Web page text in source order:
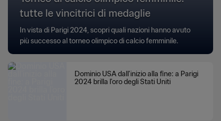
tutte le vincitrici di medaglie
In vista di Parigi 2024, scopri quali nazioni hanno avuto
più successo al torneo olimpico di calcio femminile.
Dominio USA dall'inizio alla fine: a Parigi
2024 brilla l'oro degli Stati Uniti